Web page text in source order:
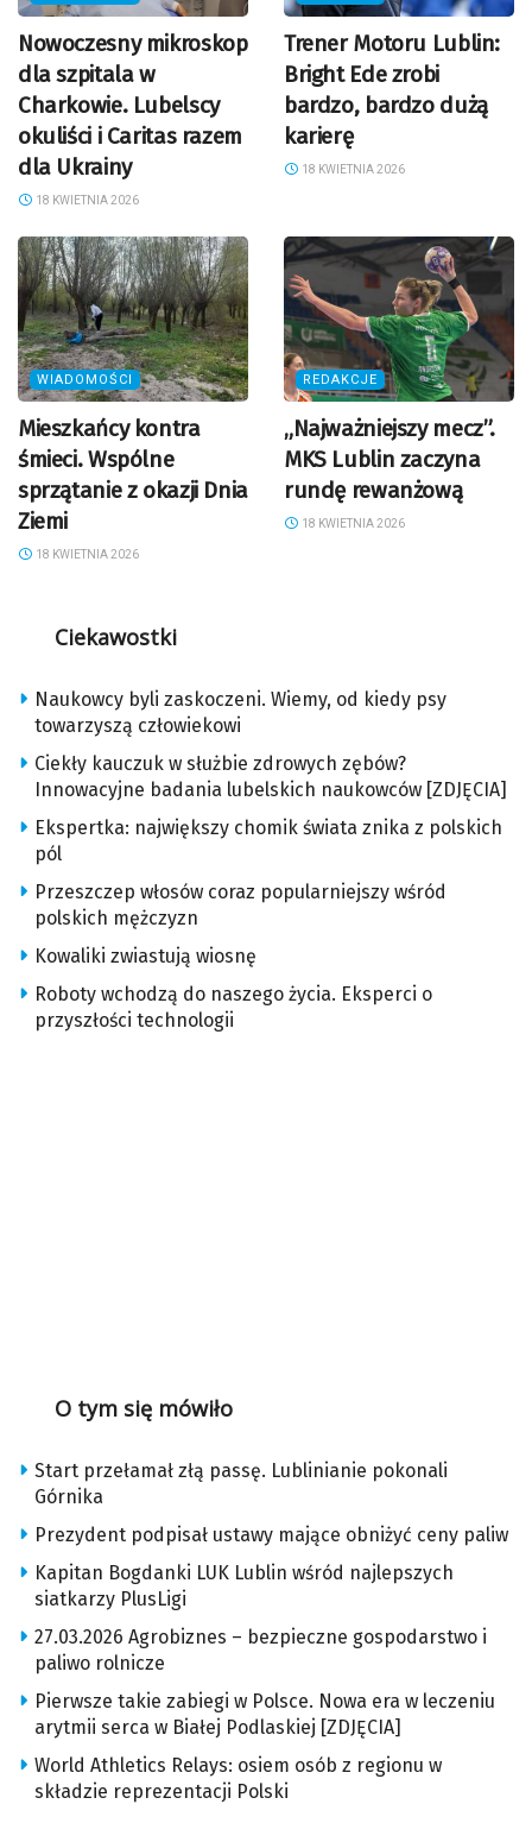
Nowoczesny mikroskop
dla szpitala w
Charkowie. Lubelscy
okuliści i Caritas razem
dla Ukrainy
18 KWIETNIA 2026
Trener Motoru Lublin:
Bright Ede zrobi
bardzo, bardzo dużą
karierę
18 KWIETNIA 2026
WIADOMOŚCI
Mieszkańcy kontra
śmieci. Wspólne
sprzątanie z okazji Dnia
Ziemi
18 KWIETNIA 2026
REDAKCJE
„Najważniejszy mecz”.
MKS Lublin zaczyna
rundę rewanżową
18 KWIETNIA 2026
Ciekawostki
Naukowcy byli zaskoczeni. Wiemy, od kiedy psy
towarzyszą człowiekowi
Ciekły kauczuk w służbie zdrowych zębów?
Innowacyjne badania lubelskich naukowców [ZDJĘCIA]
Ekspertka: największy chomik świata znika z polskich
pól
Przeszczep włosów coraz popularniejszy wśród
polskich mężczyzn
Kowaliki zwiastują wiosnę
Roboty wchodzą do naszego życia. Eksperci o
przyszłości technologii
O tym się mówiło
Start przełamał złą passę. Lublinianie pokonali
Górnika
Prezydent podpisał ustawy mające obniżyć ceny paliw
Kapitan Bogdanki LUK Lublin wśród najlepszych
siatkarzy PlusLigi
27.03.2026 Agrobiznes – bezpieczne gospodarstwo i
paliwo rolnicze
Pierwsze takie zabiegi w Polsce. Nowa era w leczeniu
arytmii serca w Białej Podlaskiej [ZDJĘCIA]
World Athletics Relays: osiem osób z regionu w
składzie reprezentacji Polski